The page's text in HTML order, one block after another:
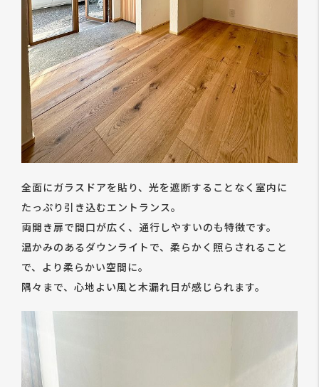
全面にガラスドアを貼り、光を遮断することなく室内に
たっぷり引き込むエントランス。
両開き扉で間口が広く、通行しやすいのも特徴です。
温かみのあるダウンライトで、柔らかく照らされること
で、より柔らかい空間に。
隅々まで、心地よい風と木漏れ日が感じられます。